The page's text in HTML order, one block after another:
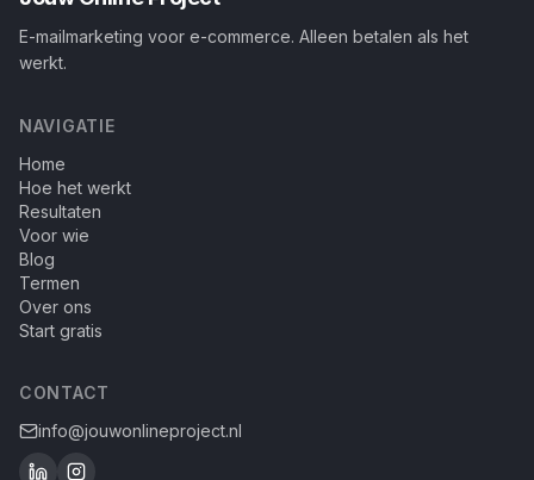
E-mailmarketing voor e-commerce. Alleen betalen als het
werkt.
NAVIGATIE
Home
Hoe het werkt
Resultaten
Voor wie
Blog
Termen
Over ons
Start gratis
CONTACT
info@jouwonlineproject.nl